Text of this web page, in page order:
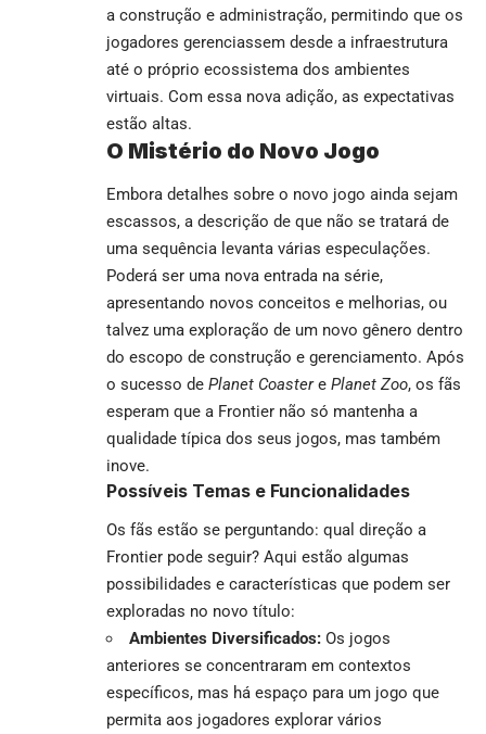
a construção e administração, permitindo que os
jogadores gerenciassem desde a infraestrutura
até o próprio ecossistema dos ambientes
virtuais. Com essa nova adição, as expectativas
estão altas.
O Mistério do Novo Jogo
Embora detalhes sobre o novo jogo ainda sejam
escassos, a descrição de que não se tratará de
uma sequência levanta várias especulações.
Poderá ser uma nova entrada na série,
apresentando novos conceitos e melhorias, ou
talvez uma exploração de um novo gênero dentro
do escopo de construção e gerenciamento. Após
o sucesso de Planet Coastere Planet Zoo, os fãs
esperam que a Frontier não só mantenha a
qualidade típica dos seus jogos, mas também
inove.
Possíveis Temas e Funcionalidades
Os fãs estão se perguntando: qual direção a
Frontier pode seguir? Aqui estão algumas
possibilidades e características que podem ser
exploradas no novo título:
Ambientes Diversificados: Os jogos
anteriores se concentraram em contextos
específicos, mas há espaço para um jogo que
permita aos jogadores explorar vários